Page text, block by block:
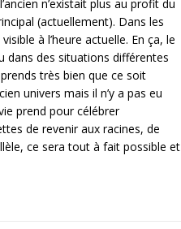
n’existait plus au profit du
(actuellement). Dans les
à l’heure actuelle. En ça, le
dans des situations différentes
très bien que ce soit
univers mais il n’y a pas eu
prend pour célébrer
de revenir aux racines, de
ce sera tout à fait possible et